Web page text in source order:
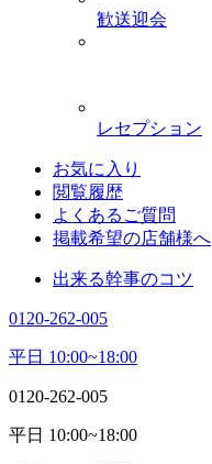
歓送迎会
レセプション
お気に入り
閲覧履歴
よくあるご質問
掲載希望の店舗様へ
出来る幹事のコツ
0120-262-005
平日 10:00~18:00
0120-262-005
平日 10:00~18:00